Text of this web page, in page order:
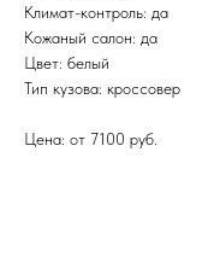
Климат-контроль: да
Кожаный салон: да
Цвет: белый
Тип кузова: кроссовер
Цена: от 7100 руб.